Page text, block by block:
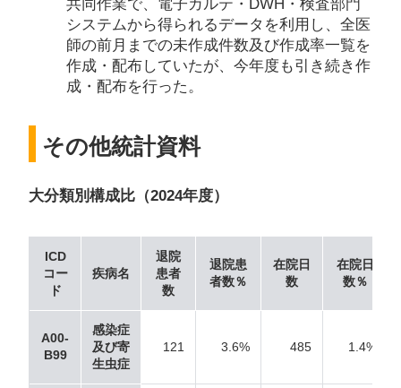
共同作業で、電子カルテ・DWH・検査部門
システムから得られるデータを利用し、全医
師の前月までの未作成件数及び作成率一覧を
作成・配布していたが、今年度も引き続き作
成・配布を行った。
その他統計資料
大分類別構成比（2024年度）
ICD
コー
ド
疾病名
退院
患者
数
退院患
者数％
在院日
数
在院日
数％
A00-
B99
感染症
及び寄
生虫症
121 3.6% 485 1.4%